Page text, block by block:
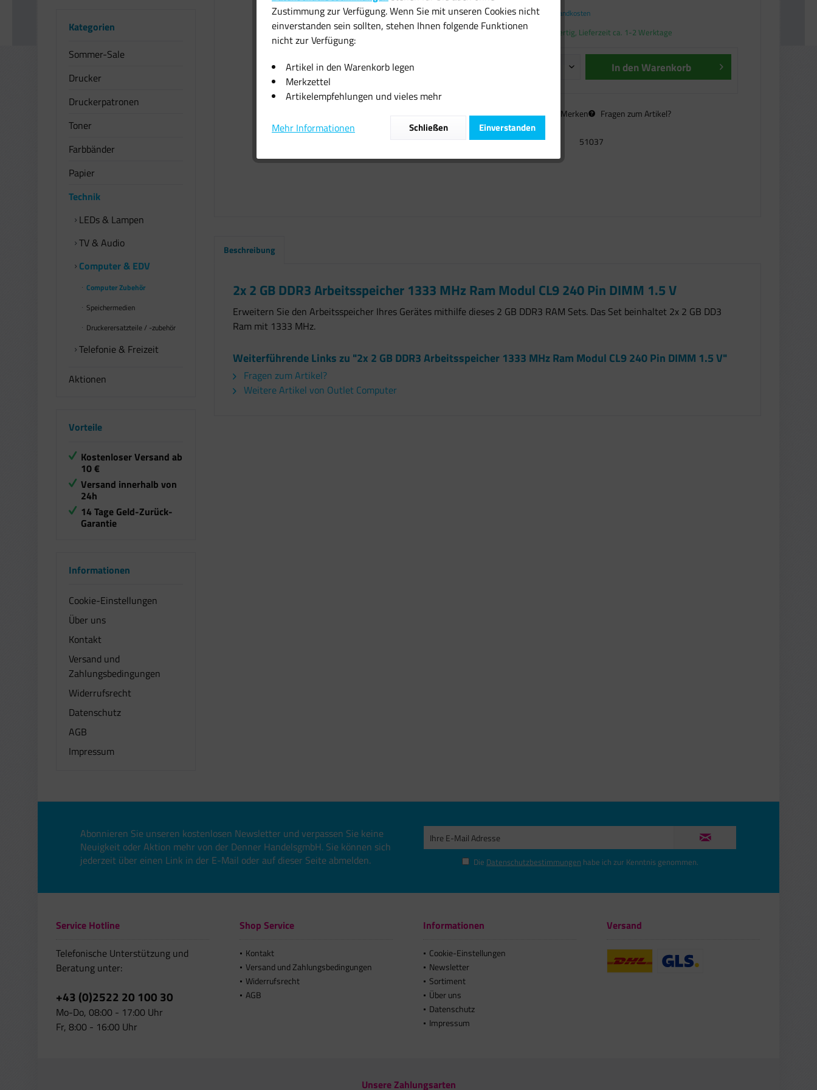
Kategorien
Sommer-Sale
Drucker
Druckerpatronen
Toner
Farbbänder
Papier
Technik
LEDs & Lampen
TV & Audio
Computer & EDV
Computer Zubehör
Speichermedien
Druckerersatzteile / -zubehör
Telefonie & Freizeit
Aktionen
Vorteile
Kostenloser Versand ab
10 €
Versand innerhalb von
24h
14 Tage Geld-Zurück-
Garantie
Informationen
Cookie-Einstellungen
Über uns
Kontakt
Versand und
Zahlungsbedingungen
Widerrufsrecht
Datenschutz
AGB
Impressum
inkl. MwSt.zzgl. Versandkosten
Sofort versandfertig, Lieferzeit ca. 1-2 Werktage
In denWarenkorb
Vergleichen Merken Fragen zum Artikel?
Artikel-Nr.: 51037
Beschreibung
2x 2 GB DDR3 Arbeitsspeicher 1333 MHz Ram Modul CL9 240 Pin DIMM 1.5 V
Erweitern Sie den Arbeitsspeicher Ihres Gerätes mithilfe dieses 2 GB DDR3 RAM Sets. Das Set beinhaltet 2x 2 GB DD3
Ram mit 1333 MHz.
Weiterführende Links zu "2x 2 GB DDR3 Arbeitsspeicher 1333 MHz Ram Modul CL9 240 Pin DIMM 1.5 V"
Fragen zum Artikel?
Weitere Artikel von Outlet Computer
Abonnieren Sie unseren kostenlosen Newsletter und verpassen Sie keine
Neuigkeit oder Aktion mehr von der Denner HandelsgmbH. Sie können sich
jederzeit über einen Link in der E-Mail oder auf dieser Seite abmelden.
Die Datenschutzbestimmungen habe ich zur Kenntnis genommen.
Service Hotline
Telefonische Unterstützung und
Beratung unter:
+43 (0)2522 20 100 30
Mo-Do, 08:00 - 17:00 Uhr
Fr, 8:00 - 16:00 Uhr
Shop Service
Kontakt
Versand und Zahlungsbedingungen
Widerrufsrecht
AGB
Informationen
Cookie-Einstellungen
Newsletter
Sortiment
Über uns
Datenschutz
Impressum
Versand
Unsere Zahlungsarten
Zustimmung zur Verfügung. Wenn Sie mit unseren Cookies nicht
einverstanden sein sollten, stehen Ihnen folgende Funktionen
nicht zur Verfügung:
Artikel in den Warenkorb legen
Merkzettel
Artikelempfehlungen und vieles mehr
Mehr Informationen Einverstanden
Schließen